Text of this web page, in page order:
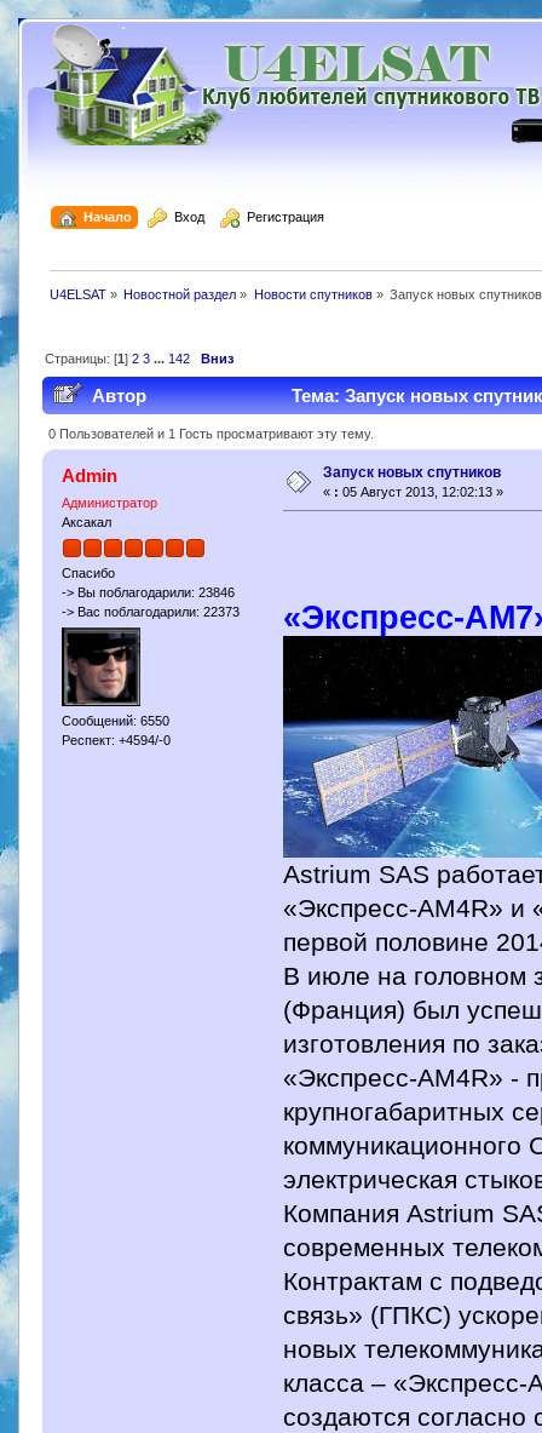
Начало Вход Регистрация
U4ELSAT» Новостной раздел » Новости спутников» Запуск новых спутников
Страницы: [1] 2 3 ... 142 Вниз
Автор Тема: Запуск новых
0 Пользователей и 1 Гость просматривают эту тему.
Admin
Администратор
Аксакал
Спасибо
-> Вы поблагодарили: 23846
-> Вас поблагодарили: 22373
Сообщений: 6550
Респект: +4594/-0
Запуск новых спутников
« : 05 Август 2013, 12:02:13 »
«Экспресс-
Astrium SAS
«Экспресс-АМ4R» и
первой половине
В июле на головном
(Франция) был
изготовления по
«Экспресс-АМ4R» -
крупногабаритных
коммуникационного
электрическая
Компания Astrium
современных
Контрактам с
связь» (ГПКС)
новых
класса –
создаются